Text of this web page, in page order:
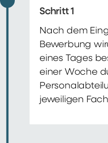
Schritt 1
Nach dem
Bewerbung
eines Tages
einer Woche
jeweiligen